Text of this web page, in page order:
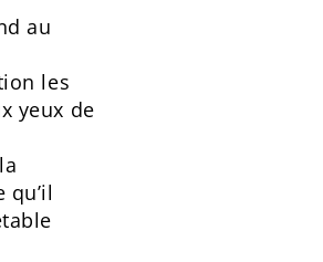
au
les
yeux de